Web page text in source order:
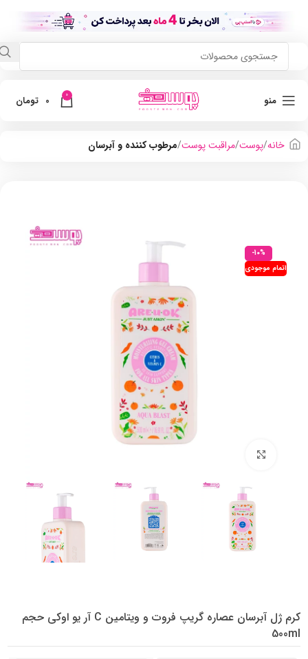
منو 0
0 تومان
خانه پوست مراقبت پوست مرطوب کننده و آبرسان
-10%
اتمام موجودی
کرم ژل آبرسان عصاره گریپ فروت و ویتامین C آر یو اوکی حجم
500ml